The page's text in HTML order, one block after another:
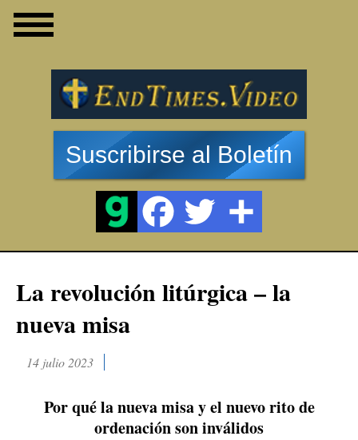
Suscribirse al Boletín
La revolución litúrgica – la
nueva misa
14 julio 2023
Por qué la nueva misa y el nuevo rito de
ordenación son inválidos